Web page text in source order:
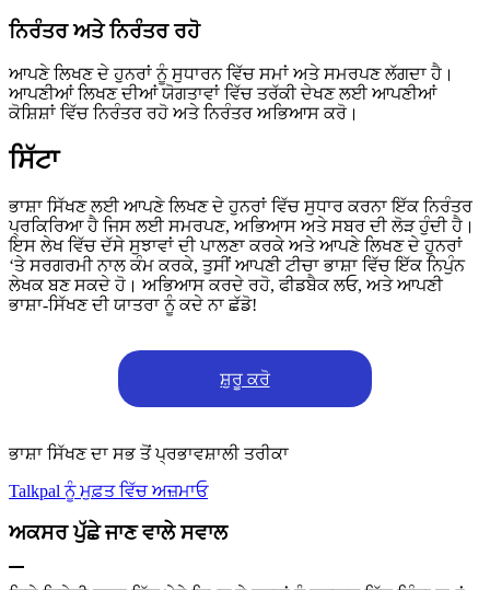
ਨਿਰੰਤਰ ਅਤੇ ਨਿਰੰਤਰ ਰਹੋ
ਆਪਣੇ ਲਿਖਣ ਦੇ ਹੁਨਰਾਂ ਨੂੰ ਸੁਧਾਰਨ ਵਿੱਚ ਸਮਾਂ ਅਤੇ ਸਮਰਪਣ ਲੱਗਦਾ ਹੈ।
ਆਪਣੀਆਂ ਲਿਖਣ ਦੀਆਂ ਯੋਗਤਾਵਾਂ ਵਿੱਚ ਤਰੱਕੀ ਦੇਖਣ ਲਈ ਆਪਣੀਆਂ
ਕੋਸ਼ਿਸ਼ਾਂ ਵਿੱਚ ਨਿਰੰਤਰ ਰਹੋ ਅਤੇ ਨਿਰੰਤਰ ਅਭਿਆਸ ਕਰੋ।
ਸਿੱਟਾ
ਭਾਸ਼ਾ ਸਿੱਖਣ ਲਈ ਆਪਣੇ ਲਿਖਣ ਦੇ ਹੁਨਰਾਂ ਵਿੱਚ ਸੁਧਾਰ ਕਰਨਾ ਇੱਕ ਨਿਰੰਤਰ
ਪ੍ਰਕਿਰਿਆ ਹੈ ਜਿਸ ਲਈ ਸਮਰਪਣ, ਅਭਿਆਸ ਅਤੇ ਸਬਰ ਦੀ ਲੋੜ ਹੁੰਦੀ ਹੈ।
ਇਸ ਲੇਖ ਵਿੱਚ ਦੱਸੇ ਸੁਝਾਵਾਂ ਦੀ ਪਾਲਣਾ ਕਰਕੇ ਅਤੇ ਆਪਣੇ ਲਿਖਣ ਦੇ ਹੁਨਰਾਂ
‘ਤੇ ਸਰਗਰਮੀ ਨਾਲ ਕੰਮ ਕਰਕੇ, ਤੁਸੀਂ ਆਪਣੀ ਟੀਚਾ ਭਾਸ਼ਾ ਵਿੱਚ ਇੱਕ ਨਿਪੁੰਨ
ਲੇਖਕ ਬਣ ਸਕਦੇ ਹੋ। ਅਭਿਆਸ ਕਰਦੇ ਰਹੋ, ਫੀਡਬੈਕ ਲਓ, ਅਤੇ ਆਪਣੀ
ਭਾਸ਼ਾ-ਸਿੱਖਣ ਦੀ ਯਾਤਰਾ ਨੂੰ ਕਦੇ ਨਾ ਛੱਡੋ!
ਸ਼ੁਰੂ ਕਰੋ
ਭਾਸ਼ਾ ਸਿੱਖਣ ਦਾ ਸਭ ਤੋਂ ਪ੍ਰਭਾਵਸ਼ਾਲੀ ਤਰੀਕਾ
Talkpal ਨੂੰ ਮੁਫ਼ਤ ਵਿੱਚ ਅਜ਼ਮਾਓ
ਅਕਸਰ ਪੁੱਛੇ ਜਾਣ ਵਾਲੇ ਸਵਾਲ